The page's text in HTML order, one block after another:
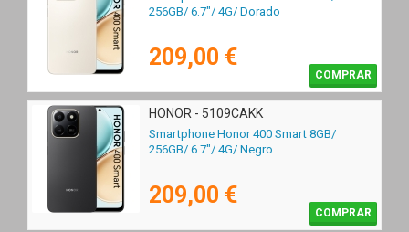
256GB/ 6.7"/ 4G/ Dorado
209,00 €
COMPRAR
HONOR - 5109CAKK
Smartphone Honor 400 Smart 8GB/
256GB/ 6.7"/ 4G/ Negro
209,00 €
COMPRAR